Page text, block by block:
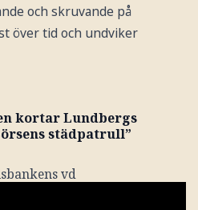
och skruvande på
över tid och undviker
kortar Lundbergs
städpatrull”
vd